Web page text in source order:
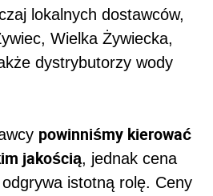
lokalnych dostawców,
Wielka Żywiecka,
dystrybutorzy wody
powinniśmy kierować
jakością, jednak cena
istotną rolę. Ceny